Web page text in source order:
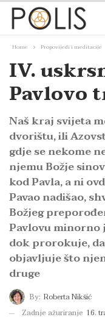
Home Propovijedi i meditacije
IV.
Pavlovo
Naš kraj svijeta
dvorištu, ili
gdje se nekome
njemu Božje
kod Pavla, a ni
Pavao nadišao,
Božjeg
Pavlovu minorno
dok prorokuje,
objavljuje što
druge
By: Roberta Nikšić
Zadnje ažuriranje 16.